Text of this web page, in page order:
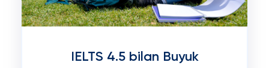
IELTS 4.5 bilan Buyuk